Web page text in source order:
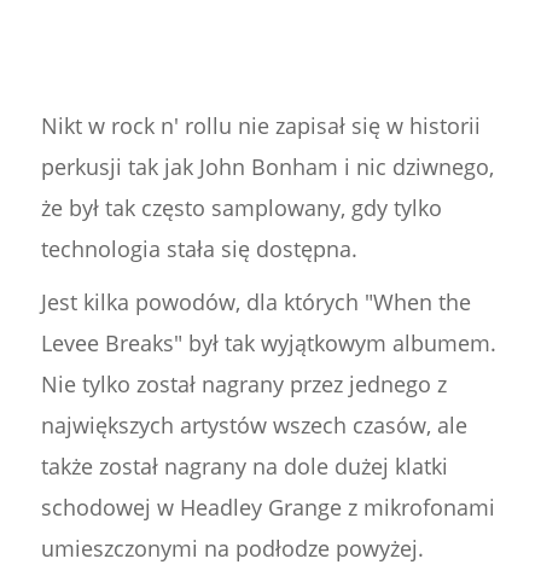
Nikt w rock n' rollu nie zapisał się w historii
perkusji tak jak John Bonham i nic dziwnego,
że był tak często samplowany, gdy tylko
technologia stała się dostępna.
Jest kilka powodów, dla których "When the
Levee Breaks" był tak wyjątkowym albumem.
Nie tylko został nagrany przez jednego z
największych artystów wszech czasów, ale
także został nagrany na dole dużej klatki
schodowej w Headley Grange z mikrofonami
umieszczonymi na podłodze powyżej.